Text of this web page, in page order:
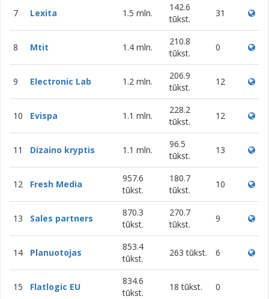
7 Lexita 1.5 mln.
142.6
tūkst.
31
8 Mtit 1.4 mln.
210.8
tūkst.
0
9 Electronic Lab 1.2 mln.
206.9
tūkst.
12
10 Evispa 1.1 mln.
228.2
tūkst.
12
11 Dizaino kryptis 1.1 mln.
96.5
tūkst.
13
12 Fresh Media
957.6
tūkst.
180.7
tūkst.
10
13 Sales partners
870.3
tūkst.
270.7
tūkst.
9
14 Planuotojas
853.4
tūkst.
263 tūkst. 6
15 Flatlogic EU
834.6
tūkst.
18 tūkst. 0